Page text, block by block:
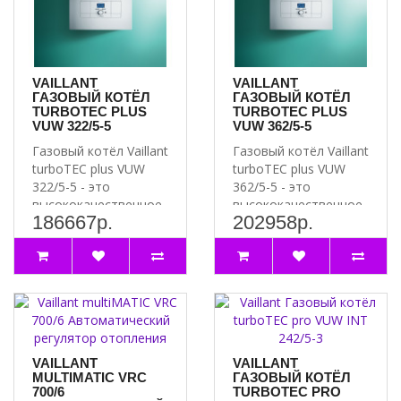
- дисплей жидкокристаллический с подсветкой, управляется
кнопками
состояния, настройка параметров и поиск неисправностей
- встроенный пластинчатый теплообменник для нагрева
горячей воды
- встроенный циркуляционный насос с автоматическим
переключением ступеней, закрытый расширительный бак,
автоматический воздухоотводчик, автоматический
настраиваемый перепускной вентиль, предохранительный
вентиль, приоритетный переключающий вентиль с
электроприводом
- первичный теплообменник из меди со средним КПД >91%
- горелка из хромоникелевой стали
- действует постоянная защита от замерзания
- защита от заклинивания насоса и 3-х ходового вентиля
VAILLANT
ГАЗОВЫЙ КОТЁЛ
TURBOTEC PLUS
VUW 322/5-5
Газовый котёл Vaillant
turboTEC plus VUW
322/5-5 - это
высококачественное
отопительное
оборудование,..
186667р.
VAILLANT
ГАЗОВЫЙ КОТЁЛ
TURBOTEC PLUS
VUW 362/5-5
Газовый котёл Vaillant
turboTEC plus VUW
362/5-5 - это
высококачественное
отопительное
оборудование,..
202958р.
VAILLANT
MULTIMATIC VRC
700/6
VAILLANT
ГАЗОВЫЙ КОТЁЛ
TURBOTEC PRO